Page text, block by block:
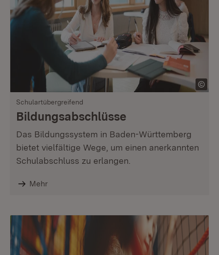
Schulartübergreifend
Bildungsabschlüsse
Das Bildungssystem in Baden-Württemberg
bietet vielfältige Wege, um einen anerkannten
Schulabschluss zu erlangen.
Mehr